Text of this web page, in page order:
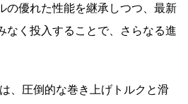
の優れた性能を継承しつつ、最新
なく投入することで、さらなる進
、圧倒的な巻き上げトルクと滑